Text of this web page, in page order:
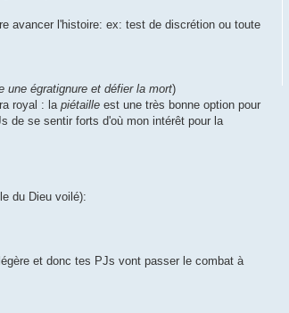
avancer l'histoire: ex: test de discrétion ou toute
une égratignure et défier la mort)
royal : la piétaille est une très bonne option pour
de se sentir forts d'où mon intérêt pour la
du Dieu voilé):
et donc tes PJs vont passer le combat à